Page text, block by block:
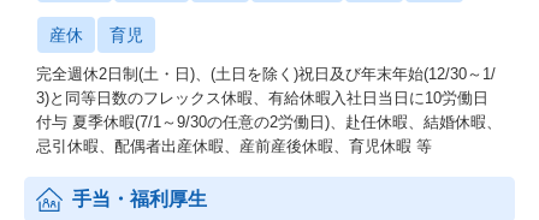
産休 育児
完全週休2日制(土・日)、(土日を除く)祝日及び年末年始(12/30～1/
3)と同等日数のフレックス休暇、有給休暇入社日当日に10労働日
付与 夏季休暇(7/1～9/30の任意の2労働日)、赴任休暇、結婚休暇、
忌引休暇、配偶者出産休暇、産前産後休暇、育児休暇 等
手当・福利厚生